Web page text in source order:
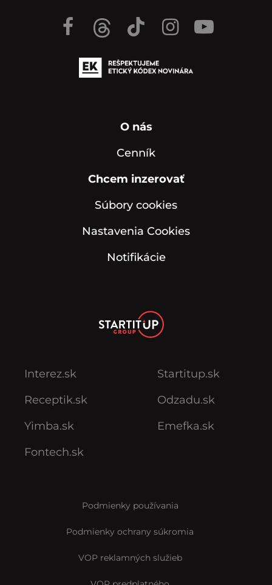
O nás
Cenník
Chcem inzerovať
Súbory cookies
Nastavenia Cookies
Notifikácie
Interez.sk
Receptik.sk
Yimba.sk
Fontech.sk
Startitup.sk
Odzadu.sk
Emefka.sk
Podmienky používania
Podmienky ochrany súkromia
VOP reklamných služieb